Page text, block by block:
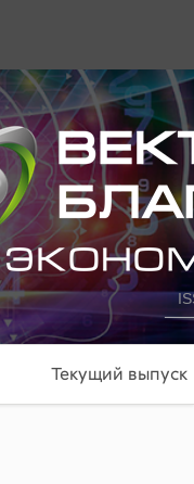
Текущий выпуск